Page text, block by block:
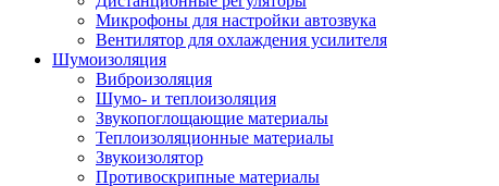
Микрофоны для настройки автозвука
Вентилятор для охлаждения усилителя
Шумоизоляция
Виброизоляция
Шумо- и теплоизоляция
Звукопоглощающие материалы
Теплоизоляционные материалы
Звукоизолятор
Противоскрипные материалы